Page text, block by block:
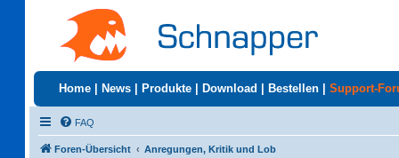
Home News Produkte Download Bestellen Support-
FAQ
Foren-Übersicht Anregungen, Kritik und Lob